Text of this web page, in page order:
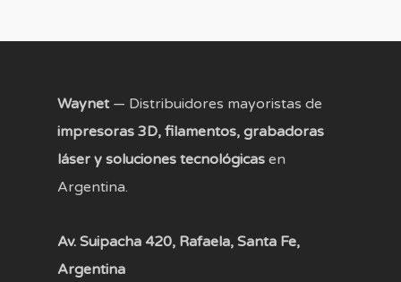
Waynet— Distribuidores mayoristas de
impresoras 3D, filamentos, grabadoras
láser y soluciones tecnológicas en
Argentina.
Av. Suipacha 420, Rafaela, Santa Fe,
Argentina